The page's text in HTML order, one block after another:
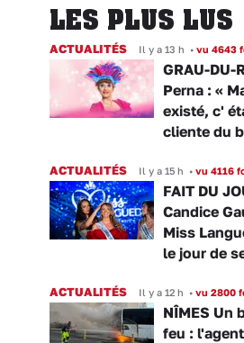
LES PLUS LUS
ACTUALITÉS Il y a 13 h • vu 4643
GRAU-DU-
Perna : «
existé, c'
cliente du
ACTUALITÉS Il y a 15 h • vu 4116
FAIT DU
Candice
Miss
le jour de
ACTUALITÉS Il y a 12 h • vu 2800
NÎMES Un
feu :